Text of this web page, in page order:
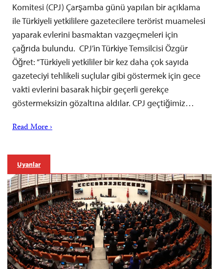
Komitesi (CPJ) Çarşamba günü yapılan bir açıklama
ile Türkiyeli yetkililere gazetecilere terörist muamelesi
yaparak evlerini basmaktan vazgeçmeleri için
çağrıda bulundu. CPJ’in Türkiye Temsilcisi Özgür
Öğret: “Türkiyeli yetkililer bir kez daha çok sayıda
gazeteciyi tehlikeli suçlular gibi göstermek için gece
vakti evlerini basarak hiçbir geçerli gerekçe
göstermeksizin gözaltına aldılar. CPJ geçtiğimiz…
Read More ›
Uyarılar